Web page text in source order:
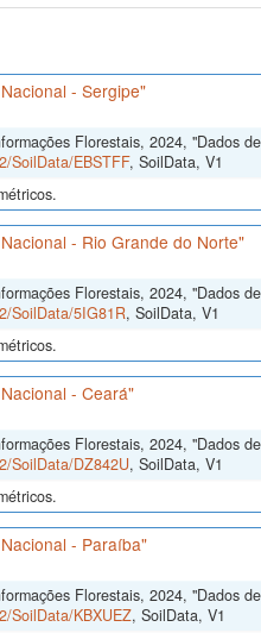
- Sergipe"
Florestais, 2024, "Dados
SoilData/EBSTFF, SoilData, V1
- Rio Grande do Norte"
Florestais, 2024, "Dados
SoilData/5IG81R, SoilData, V1
- Ceará"
Florestais, 2024, "Dados
SoilData/DZ842U, SoilData, V1
- Paraíba"
Florestais, 2024, "Dados
SoilData/KBXUEZ, SoilData, V1